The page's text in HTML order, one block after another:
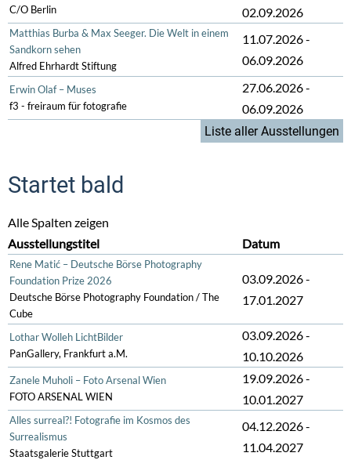
C/O Berlin
02.09.2026
Matthias Burba & Max Seeger. Die Welt in einem
Sandkorn sehen
Alfred Ehrhardt Stiftung
11.07.2026-
06.09.2026
Erwin Olaf – Muses
f3 - freiraum für fotografie
27.06.2026-
06.09.2026
Liste aller Ausstellungen
Startet bald
Alle Spalten zeigen
Ausstellungstitel
Datum
Rene Matić – Deutsche Börse Photography
Foundation Prize 2026
Deutsche Börse Photography Foundation / The
Cube
03.09.2026-
17.01.2027
Lothar Wolleh LichtBilder
PanGallery, Frankfurt a.M.
03.09.2026-
10.10.2026
Zanele Muholi – Foto Arsenal Wien
FOTO ARSENAL WIEN
19.09.2026-
10.01.2027
Alles surreal?! Fotografie im Kosmos des
Surrealismus
Staatsgalerie Stuttgart
04.12.2026-
11.04.2027